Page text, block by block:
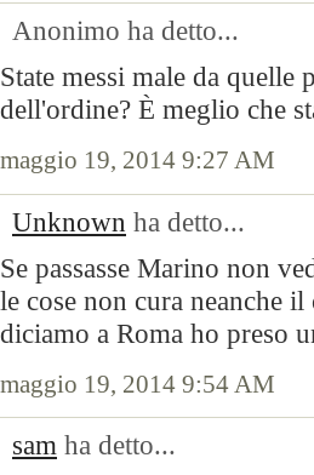
Anonimo ha detto...
State messi male da
dell'ordine? È meglio che
maggio 19, 2014 9:27 AM
Unknown ha detto...
Se passasse Marino non
le cose non cura neanche
diciamo a Roma ho preso
maggio 19, 2014 9:54 AM
sam ha detto...